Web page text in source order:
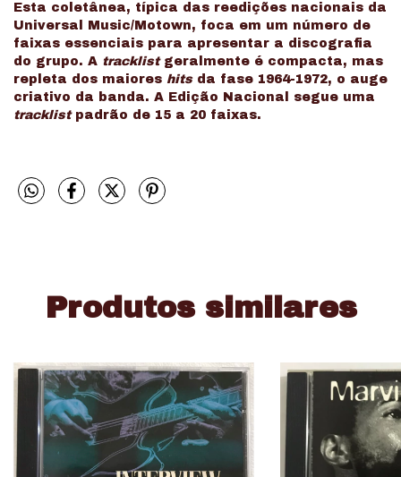
Esta coletânea, típica das reedições nacionais da
Universal Music/Motown, foca em um número de
faixas essenciais para apresentar a discografia
do grupo. A tracklistgeralmente é compacta, mas
repleta dos maiores hitsda fase 1964-1972, o auge
criativo da banda. A Edição Nacional segue uma
tracklistpadrão de 15 a 20 faixas.
Produtos similares